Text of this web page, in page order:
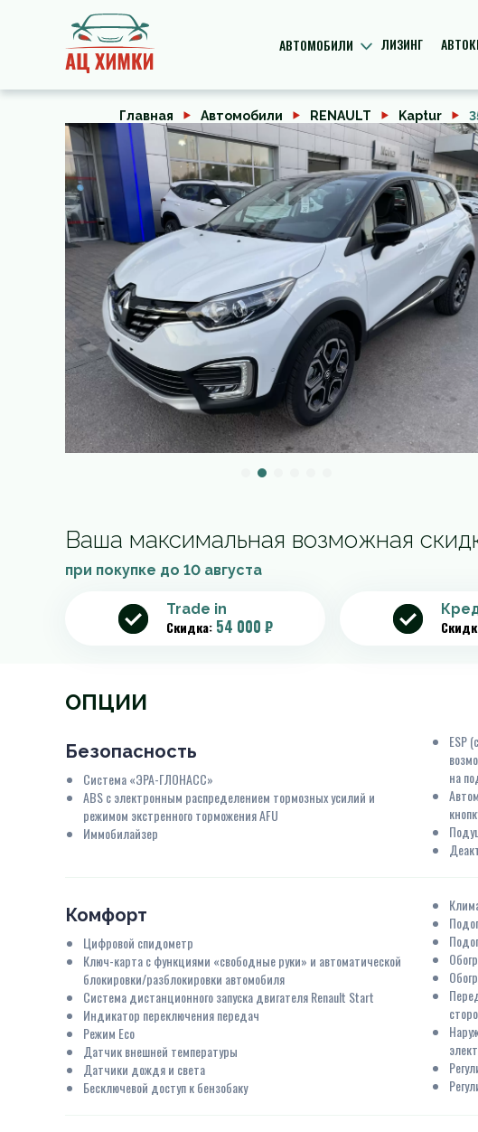
АВТОМОБИЛИ ЛИЗИНГ
Главная Автомобили RENAULT Kaptur
Ваша максимальная возможная
при покупке до 10 августа
Trade in
Скидка: 54 000 ₽
ОПЦИИ
Безопасность
Система «ЭРА-ГЛОНАСС»
ABS с электронным распределением тормозных усилий и
режимом экстренного торможения AFU
Иммобилайзер
ESP
на
Комфорт
Цифровой спидометр
Ключ-карта с функциями «свободные руки» и автоматической
блокировки/разблокировки автомобиля
Система дистанционного запуска двигателя Renault Start
Индикатор переключения передач
Режим Eco
Датчик внешней температуры
Датчики дождя и света
Бесключевой доступ к бензобаку